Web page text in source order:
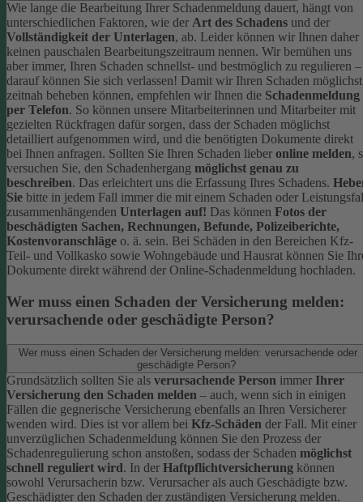
Wie lange die Bearbeitung Ihrer Schadenmeldung dauert, hängt von
unterschiedlichen Faktoren, wie der Art des Schadens und der
Vollständigkeit der Unterlagen, ab. Leider können wir Ihnen daher
keinen pauschalen Bearbeitungszeitraum nennen. Wir bemühen uns
aber immer, Ihren Schaden schnellst- und bestmöglich zu regulieren –
darauf können Sie sich verlassen! Damit wir Ihren Schaden möglichst
zeitnah beheben können, empfehlen wir Ihnen die Schadenmeldung
per Telefon. So können unsere Mitarbeiterinnen und Mitarbeiter mit
gezielten Rückfragen dafür sorgen, dass der Schaden möglichst
detailliert aufgenommen wird, und die benötigten Dokumente direkt
bei Ihnen anfragen. Sollten Sie Ihren Schaden lieber online melden,
versuchen Sie, den Schadenhergang möglichst genau zu
beschreiben. Das erleichtert uns die Erfassung Ihres Schadens.
Sie bitte in jedem Fall immer die mit einem Schaden oder
zusammenhängenden Unterlagen auf! Das können Fotos der
beschädigten Sachen, Rechnungen, Befunde, Polizeiberichte,
Kostenvoranschläge o. ä. sein. Bei Schäden in den Bereichen Kfz-
Teil- und Vollkasko sowie Wohngebäude und Hausrat können Sie
Dokumente direkt während der Online-Schadenmeldung hochladen.
Wer muss einen Schaden der Versicherung melden:
verursachende oder geschädigte Person?
Wer muss einen Schaden der Versicherung melden: verursachende oder
geschädigte Person?
Grundsätzlich sollten Sie als verursachende Person immer Ihrer
Versicherung den Schaden melden – auch, wenn sich in einigen
Fällen die gegnerische Versicherung ebenfalls an Ihren Versicherer
wenden wird. Dies ist vor allem bei Kfz-Schäden der Fall. Mit einer
unverzüglichen Schadenmeldung können Sie den Prozess der
Schadenregulierung schon anstoßen, sodass der Schaden möglichst
schnell reguliert wird. In der Haftpflichtversicherung können
sowohl Verursacherin bzw. Verursacher als auch Geschädigte bzw.
Geschädigter den Schaden der zuständigen Versicherung melden.